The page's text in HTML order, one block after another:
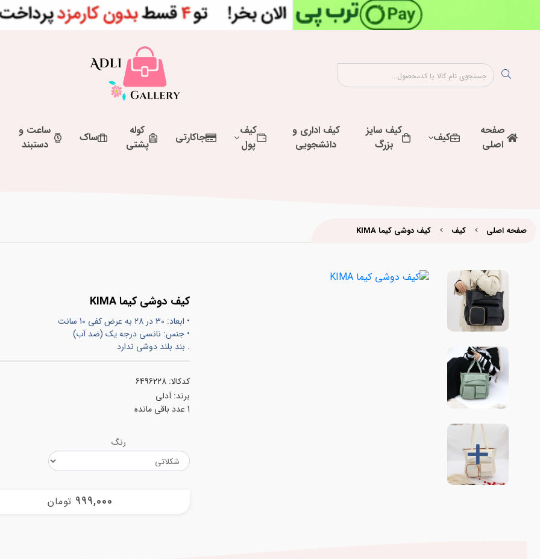
صفحه
اصلی
کیف
کیف سایز
بزرگ
کیف اداری و
دانشجویی
کیف
پول
جاکارتی
کوله
پشتی
ساک
ساعت و
دستبند
صفحه اصلی کیف کیف دوشی کیما KIMA
کیف دوشی کیما KIMA
• ابعاد: 30 در 28 به عرض کفی 10 سانت
• جنس: نانسی درجه یک (ضد آب)
. بند بلند دوشی ندارد
کدکالا:
برند:آدلی
1 عدد باقی مانده
رنگ
999,000 تومان